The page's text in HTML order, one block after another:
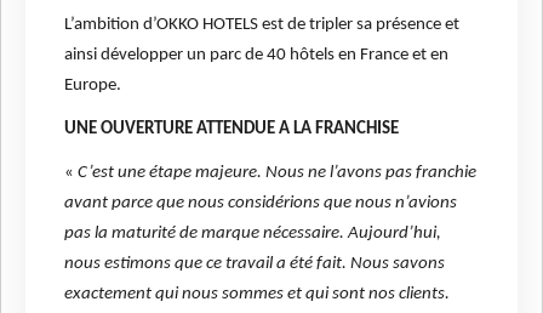
L’ambition d’OKKO HOTELS est de tripler sa présence et
ainsi développer un parc de 40 hôtels en France et en
Europe.
UNE OUVERTURE ATTENDUE A LA FRANCHISE
« C’est une étape majeure. Nous ne l’avons pas franchie
avant parce que nous considérions que nous n’avions
pas la maturité de marque nécessaire. Aujourd’hui,
nous estimons que ce travail a été fait. Nous savons
exactement qui nous sommes et qui sont nos clients.